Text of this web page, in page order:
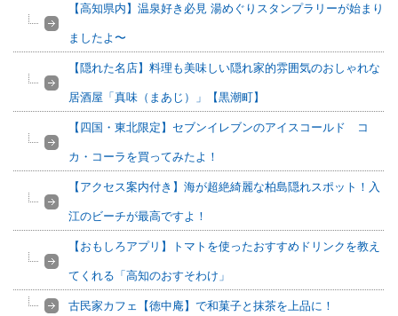
【高知県内】温泉好き必見 湯めぐりスタンプラリーが始まり
ましたよ〜
【隠れた名店】料理も美味しい隠れ家的雰囲気のおしゃれな
居酒屋「真味（まあじ）」【黒潮町】
【四国・東北限定】セブンイレブンのアイスコールド コ
カ・コーラを買ってみたよ！
【アクセス案内付き】海が超絶綺麗な柏島隠れスポット！入
江のビーチが最高ですよ！
【おもしろアプリ】トマトを使ったおすすめドリンクを教え
てくれる「高知のおすそわけ」
古民家カフェ【徳中庵】で和菓子と抹茶を上品に！